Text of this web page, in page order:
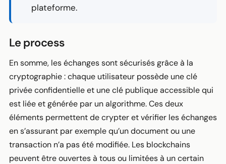
plateforme.
Le process
En somme, les échanges sont sécurisés grâce à la
cryptographie : chaque utilisateur possède une clé
privée confidentielle et une clé publique accessible qui
est liée et générée par un algorithme. Ces deux
éléments permettent de crypter et vérifier les échanges
en s’assurant par exemple qu’un document ou une
transaction n’a pas été modifiée. Les blockchains
peuvent être ouvertes à tous ou limitées à un certain